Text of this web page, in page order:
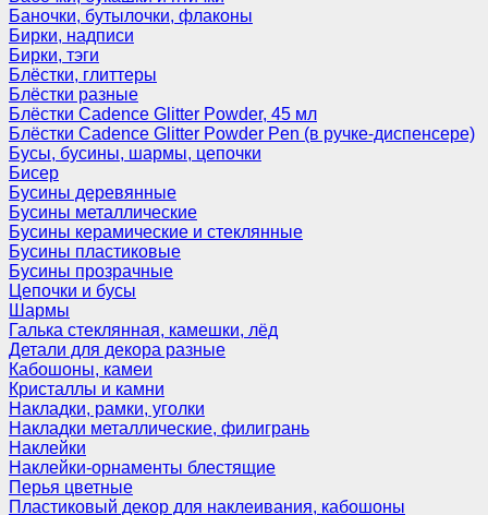
Баночки, бутылочки, флаконы
Бирки, надписи
Бирки, тэги
Блёстки, глиттеры
Блёстки разные
Блёстки Cadence Glitter Powder, 45 мл
Блёстки Cadence Glitter Powder Pen (в ручке-диспенсере)
Бусы, бусины, шармы, цепочки
Бисер
Бусины деревянные
Бусины металлические
Бусины керамические и стеклянные
Бусины пластиковые
Бусины прозрачные
Цепочки и бусы
Шармы
Галька стеклянная, камешки, лёд
Детали для декора разные
Кабошоны, камеи
Кристаллы и камни
Накладки, рамки, уголки
Накладки металлические, филигрань
Наклейки
Наклейки-орнаменты блестящие
Перья цветные
Пластиковый декор для наклеивания, кабошоны